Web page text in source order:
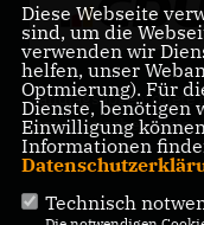
Landtagsabgeordnete
ihre politischen Ziele.
Diese Webseite
sind, um die
verwenden wir
helfen, unser
Optmierung). Für
Dienste, benötigen
Einwilligung
Informationen
Technisch